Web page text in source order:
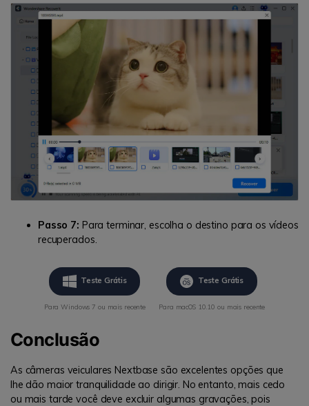
Passo 7: Para terminar, escolha o destino para os vídeos
recuperados.
Teste Grátis
Para Windows 7 ou mais recente
Teste Grátis
Para macOS 10.10 ou mais recente
Conclusão
As câmeras veiculares Nextbase são excelentes opções que
lhe dão maior tranquilidade ao dirigir. No entanto, mais cedo
ou mais tarde você deve excluir algumas gravações, pois